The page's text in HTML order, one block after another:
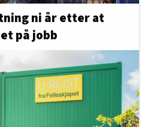
ni år etter at
på jobb